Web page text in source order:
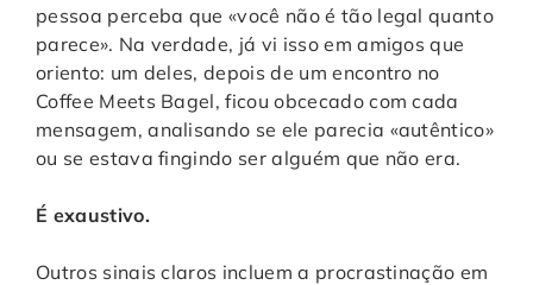
pessoa perceba que «você não é tão legal quanto
parece». Na verdade, já vi isso em amigos que
oriento: um deles, depois de um encontro no
Coffee Meets Bagel, ficou obcecado com cada
mensagem, analisando se ele parecia «autêntico»
ou se estava fingindo ser alguém que não era.
É exaustivo.
Outros sinais claros incluem a procrastinação em